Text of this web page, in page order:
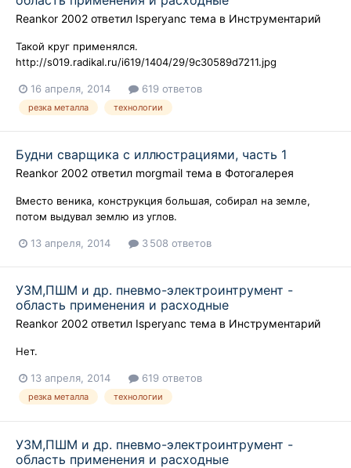
Reankor 2002 ответил Isperyanc тема в Инструментарий
Такой круг применялся.
http://s019.radikal.ru/i619/1404/29/9c30589d7211.jpg
16 апреля, 2014 619 ответов
резка металла технологии
Будни сварщика с иллюстрациями, часть 1
Reankor 2002 ответил morgmail тема в Фотогалерея
Вместо веника, конструкция большая, собирал на земле,
потом выдувал землю из углов.
13 апреля, 2014 3 508 ответов
УЗМ,ПШМ и др. пневмо-электроинтрумент -
область применения и расходные
Reankor 2002 ответил Isperyanc тема в Инструментарий
Нет.
13 апреля, 2014 619 ответов
резка металла технологии
УЗМ,ПШМ и др. пневмо-электроинтрумент -
область применения и расходные